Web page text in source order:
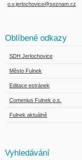
o.v.jerlochovice@seznam.cz
Oblíbené odkazy
SDH Jerlochovice
Město Fulnek
Editace estránek
Comenius Fulnek o.s.
Fulnek aktuálně
Vyhledávání